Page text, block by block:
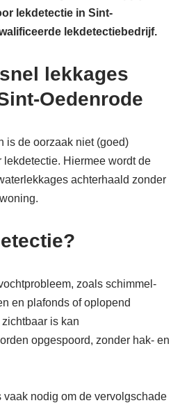
lekdetectie in Sint-
lekdetectiebedrijf.
lekkages
Oedenrode
is de oorzaak niet (goed)
Hiermee wordt de
achterhaald zonder
zoals schimmel-
en plafonds of oplopend
is kan
opgespoord, zonder hak- en
vaak nodig om de vervolgschade